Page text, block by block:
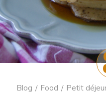
Blog / Food / Petit